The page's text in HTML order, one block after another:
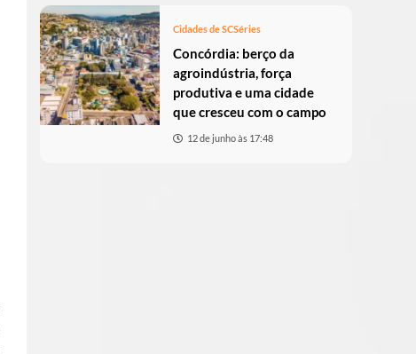
Cidades de SCSéries
Concórdia: berço da
agroindústria, força
produtiva e uma cidade
que cresceu com o campo
12 de junho às 17:48